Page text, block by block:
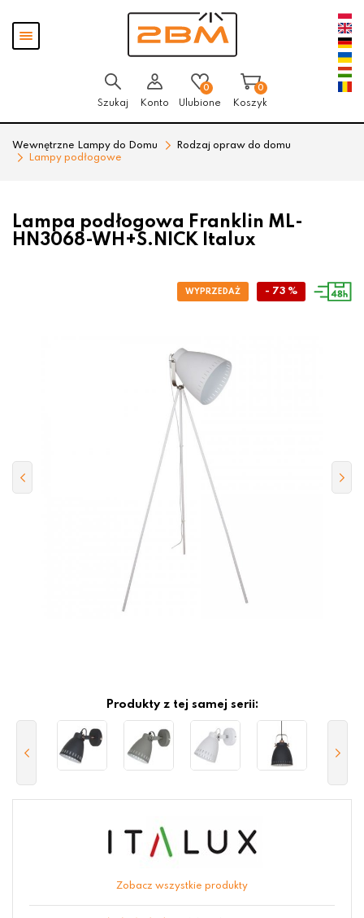
Pokaż
menu
Szukaj Konto
0
Ulubione
0
Koszyk
Wewnętrzne Lampy do Domu
Rodzaj opraw do domu
Lampy podłogowe
Lampa podłogowa Franklin ML-
HN3068-WH+S.NICK Italux
- 73 %
Produkty z tej samej serii:
Zobacz wszystkie produkty